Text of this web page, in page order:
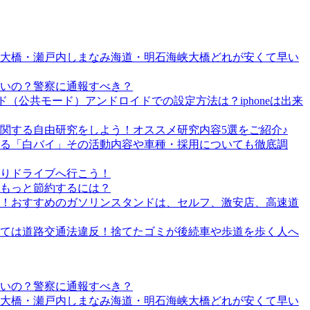
橋・瀬戸内しまなみ海道・明石海峡大橋どれが安くて早い
の？警察に通報すべき？
（公共モード）アンドロイドでの設定方法は？iphoneは出来
する自由研究をしよう！オススメ研究内容5選をご紹介♪
「白バイ」その活動内容や車種・採用についても徹底調
ドライブへ行こう！
っと節約するには？
おすすめのガソリンスタンドは、セルフ、激安店、高速道
は道路交通法違反！捨てたゴミが後続車や歩道を歩く人へ
の？警察に通報すべき？
橋・瀬戸内しまなみ海道・明石海峡大橋どれが安くて早い